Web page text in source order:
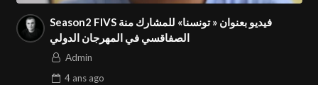
Season2 FIVS فيديو بعنوان « تونسنا» للمشارك منة
الصفاقسي في المهرجان الدولي
Admin
4 ans ago